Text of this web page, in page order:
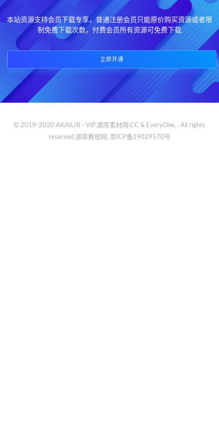
本站资源支持会员下载专享，普通注册会员只能原价购买资源或者限
制免费下载次数，付费会员所有资源可免费下载
立即开通
© 2019-2020 AKAILIB - VIP.源库素材网.CC & EveryOne. . All rights
reserved 源库教程网. 京ICP备19029570号